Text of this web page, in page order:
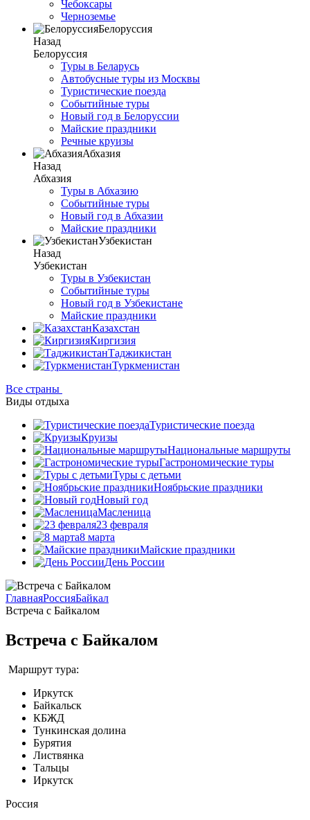
Чебоксары
Черноземье
Белоруссия
Назад
Белоруссия
Туры в Беларусь
Автобусные туры из Москвы
Туристические поезда
Событийные туры
Новый год в Белоруссии
Майские праздники
Речные круизы
Абхазия
Назад
Абхазия
Туры в Абхазию
Событийные туры
Новый год в Абхазии
Майские праздники
Узбекистан
Назад
Узбекистан
Туры в Узбекистан
Событийные туры
Новый год в Узбекистане
Майские праздники
Казахстан
Киргизия
Таджикистан
Туркменистан
Все страны
Виды отдыха
Туристические поезда
Круизы
Национальные маршруты
Гастрономические туры
Туры с детьми
Ноябрьские праздники
Новый год
Масленица
23 февраля
8 марта
Майские праздники
День России
ГлавнаяРоссияБайкал
Встреча с Байкалом
Встреча с Байкалом
Маршрут тура:
Иркутск
Байкальск
КБЖД
Тункинская долина
Бурятия
Листвянка
Тальцы
Иркутск
Россия